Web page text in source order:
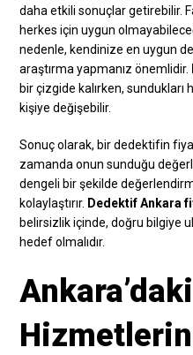
daha etkili sonuçlar getirebilir.
herkes için uygun
nedenle, kendinize en uygun
araştırma yapmanız önemlidir.
bir çizgide kalırken,
kişiye değişebilir.
Sonuç olarak, bir dedektifin
zamanda onun sunduğu
dengeli bir şekilde
kolaylaştırır. Dedektif Ankara
belirsizlik içinde, doğru bilgiye
hedef olmalıdır.